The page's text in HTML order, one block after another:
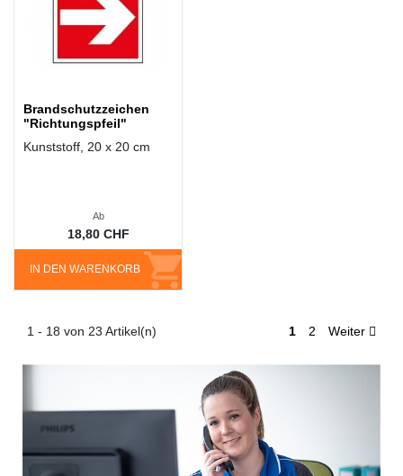
Brandschutzzeichen
"Richtungspfeil"
Kunststoff, 20 x 20 cm
IN DEN WARENKORB
Ab
18,80 CHF
1 - 18 von 23 Artikel(n) 1 2 Weiter